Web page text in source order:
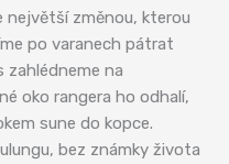
největší změnou, kterou
po varanech pátrat
zahlédneme na
oko rangera ho odhalí,
sune do kopce.
bez známky života